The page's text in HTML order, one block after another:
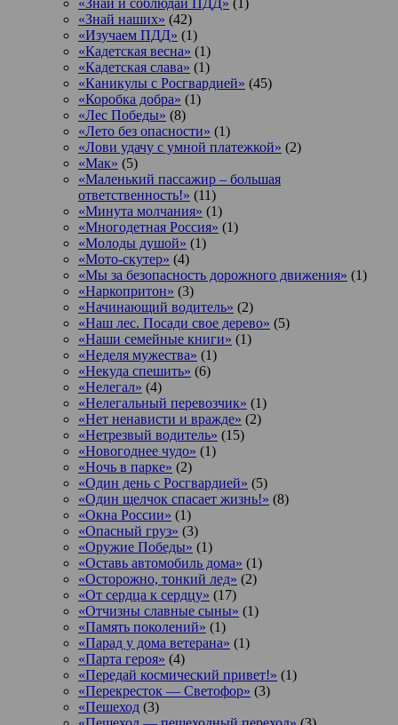
«Знай наших» (42)
«Изучаем ПДД» (1)
«Кадетская весна» (1)
«Кадетская слава» (1)
«Каникулы с Росгвардией» (45)
«Коробка добра» (1)
«Лес Победы» (8)
«Лето без опасности» (1)
«Лови удачу с умной платежкой» (2)
«Мак» (5)
«Маленький пассажир – большая
ответственность!» (11)
«Минута молчания» (1)
«Многодетная Россия» (1)
«Молоды душой» (1)
«Мото-скутер» (4)
«Мы за безопасность дорожного движения» (1)
«Наркопритон» (3)
«Начинающий водитель» (2)
«Наш лес. Посади свое дерево» (5)
«Наши семейные книги» (1)
«Неделя мужества» (1)
«Некуда спешить» (6)
«Нелегал» (4)
«Нелегальный перевозчик» (1)
«Нет ненависти и вражде» (2)
«Нетрезвый водитель» (15)
«Новогоднее чудо» (1)
«Ночь в парке» (2)
«Один день с Росгвардией» (5)
«Один щелчок спасает жизнь!» (8)
«Окна России» (1)
«Опасный груз» (3)
«Оружие Победы» (1)
«Оставь автомобиль дома» (1)
«Осторожно, тонкий лед» (2)
«От сердца к сердцу» (17)
«Отчизны славные сыны» (1)
«Память поколений» (1)
«Парад у дома ветерана» (1)
«Парта героя» (4)
«Передай космический привет!» (1)
«Перекресток — Светофор» (3)
«Пешеход (3)